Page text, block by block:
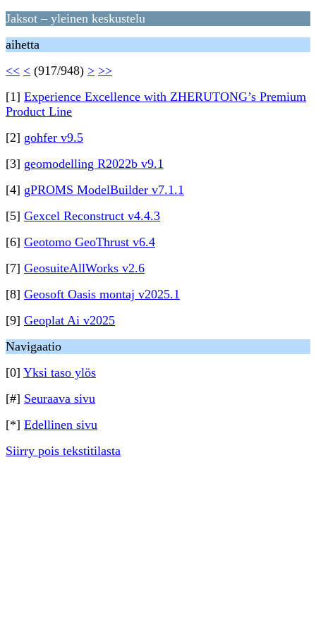
Jaksot – yleinen keskustelu
aihetta
<< < (917/948) > >>
[1] Experience Excellence with ZHERUTONG’s Premium
Product Line
[2] gohfer v9.5
[3] geomodelling R2022b v9.1
[4] gPROMS ModelBuilder v7.1.1
[5] Gexcel Reconstruct v4.4.3
[6] Geotomo GeoThrust v6.4
[7] GeosuiteAllWorks v2.6
[8] Geosoft Oasis montaj v2025.1
[9] Geoplat Ai v2025
Navigaatio
[0] Yksi taso ylös
[#] Seuraava sivu
[*] Edellinen sivu
Siirry pois tekstitilasta